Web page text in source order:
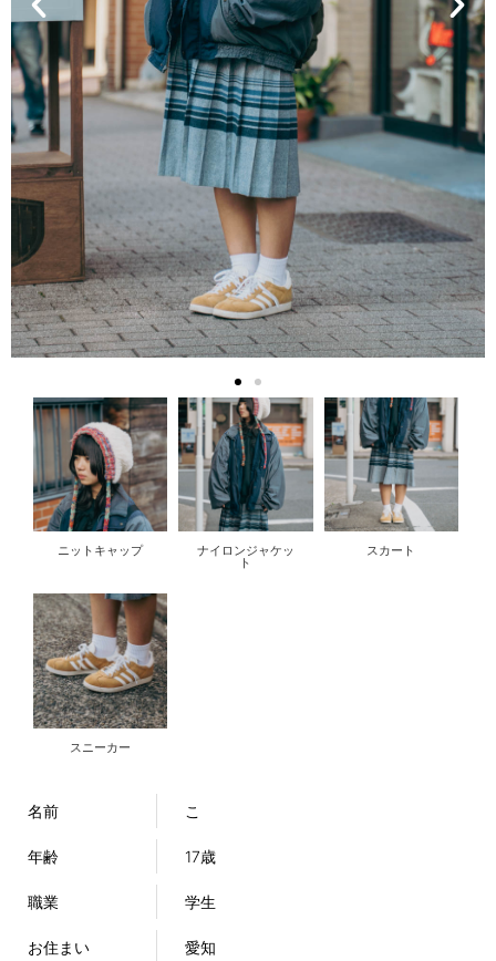
ニットキャップ ナイロンジャケッ
ト
スカート
スニーカー
名前 こ
年齢 17歳
職業 学生
お住まい 愛知